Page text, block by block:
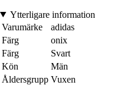
Ytterligare information
Varumärke
adidas
Färg
onix
Färg
Svart
Kön
Män
Åldersgrupp Vuxen